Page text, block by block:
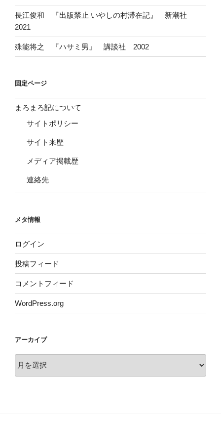
長江俊和 『出版禁止 いやしの村滞在記』 新潮社
2021
殊能将之 『ハサミ男』 講談社 2002
固定ページ
まろまろ記について
サイトポリシー
サイト来歴
メディア掲載歴
連絡先
メタ情報
ログイン
投稿フィード
コメントフィード
WordPress.org
アーカイブ
ー